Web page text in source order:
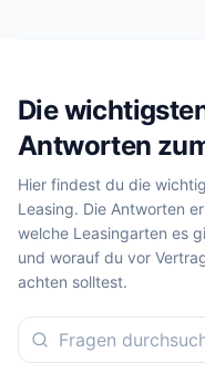
Die
Antworten
Hier findest du die
Leasing. Die Antworten
welche Leasingarten es
und worauf du vor
achten solltest.